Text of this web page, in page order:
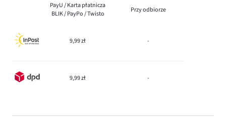
PayU / Karta płatnicza
BLIK / PayPo / Twisto
Przy odbiorze
9,99 zł -
9,99 zł -